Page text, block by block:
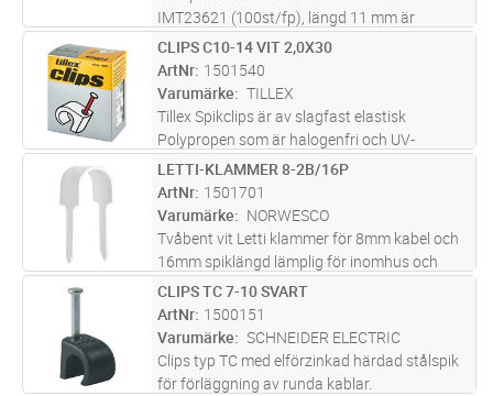
IMT23621 (100st/fp), längd 11 mm är
avsedda för utanpåliggande installationer av
elektriska kablar både inomhus och utomhus:
rund kabel (8-12 mm diameter). Klämman
l...läs mer
FP Lägg i kundvagn
CLIPS C10-14 VIT 2,0X30
ArtNr 1501540
Varumärke
TILLEX
Tillex Spikclips är av slagfast elastisk
Polypropen som är halogenfri och UV-
beständig i hög kvalité från fabriken i
Danmark. För runda kablar 10-14mm i färgen
Vit. Elförzinkad härdad stålspik 2,0x30
mer
FP Lägg i kundvagn
LETTI-KLAMMER 8-2B/16P
ArtNr 1501701
Varumärke
NORWESCO
Tvåbent vit Letti klammer för 8mm kabel och
16mm spiklängd lämplig för inomhus och
utomhusinstallation. Elförzinkad och
plastbelagd klammer som med sin smäckra
design och utformning ger en diskret in
mer
FP Lägg i kundvagn
CLIPS TC 7-10 SVART
ArtNr 1500151
Varumärke
SCHNEIDER ELECTRIC
Clips typ TC med elförzinkad härdad stålspik
för förläggning av runda kablar.